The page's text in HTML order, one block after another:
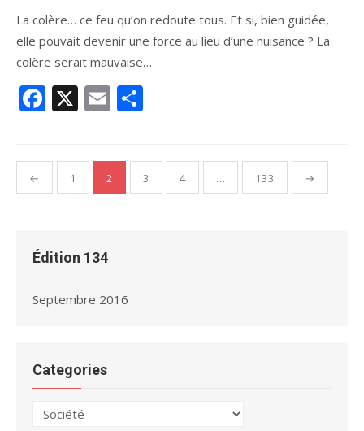
La colère… ce feu qu’on redoute tous. Et si, bien guidée,
elle pouvait devenir une force au lieu d’une nuisance ? La
colère serait mauvaise…
Facebook
X Email
Pagination
des
← 1 2 3 4 … 133 →
Édition 134
Septembre 2016
Categories
Categories